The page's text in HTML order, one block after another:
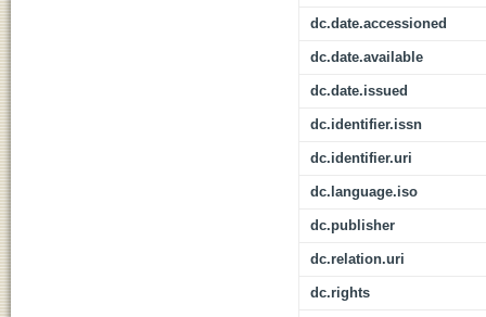
dc.date.accessioned
dc.date.available
dc.date.issued
dc.identifier.issn
dc.identifier.uri
dc.language.iso
dc.publisher
dc.relation.uri
dc.rights